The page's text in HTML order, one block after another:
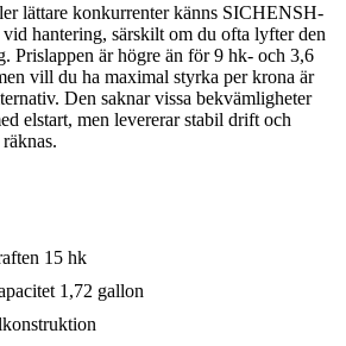
lättare konkurrenter känns SICHENSH-
hantering, särskilt om du ofta lyfter den
Prislappen är högre än för 9 hk- och 3,6
vill du ha maximal styrka per krona är
Den saknar vissa bekvämligheter
elstart, men levererar stabil drift och
15 hk
1,72 gallon